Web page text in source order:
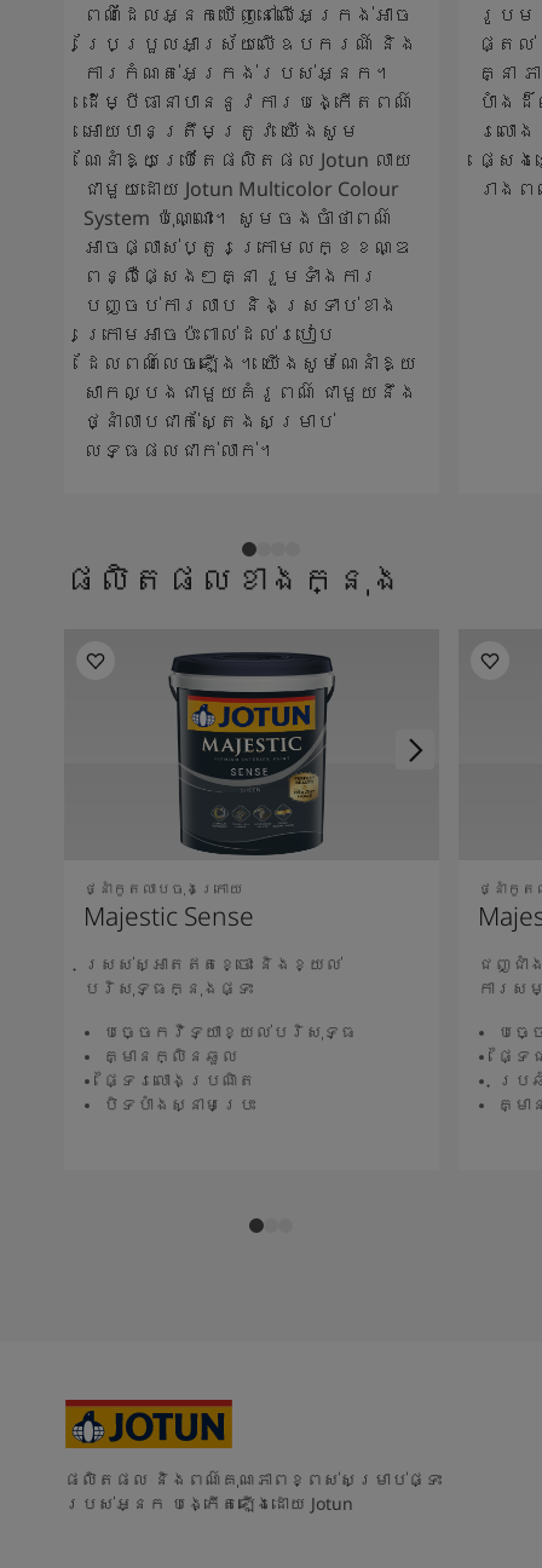
ពណ៌ដែលអ្នកឃើញនៅលើអេក្រង់អាច
ប្រែប្រួលអាស្រ័យលើឧបករណ៍ និង
ការកំណត់អេក្រង់របស់អ្នក។
ដើម្បីធានាបាននូវការបង្កើតពណ៌
អោយបានត្រឹមត្រូវ យើងសូម
ណែនាំឱ្យប្រើតែផលិតផល Jotun លាយ
ជាមួយដោយ Jotun Multicolor Colour
System ប៉ុណ្ណោះ។ សូមចងចាំថាពណ៌
អាចផ្លាស់ប្តូរក្រោមលក្ខខណ្ឌ
ពន្លឺផ្សេងៗគ្នា រួមទាំងការ
បញ្ចប់ការលាប និងស្រទាប់ខាង
ក្រោមអាចប៉ះពាល់ដល់របៀប
ដែលពណ៌លេចឡើង។ យើងសូមណែនាំឱ្យ
សាកល្បងជាមួយគំរូពណ៌ ជាមួយនឹង
ថ្នាំលាបជាក់ស្តែងសម្រាប់
លទ្ធផលជាក់លាក់។
រូបម
ផ្តល់
គ្នា
បាំង
រលោ
ផ្សេ
រាង
ផលិតផលខាងក្នុង
ថ្នាំកូតលាបចុងក្រោយ
Majestic Sense
ស្រស់ស្អាតឥតខ្ចោះ និងខ្យល់
បរិសុទ្ធក្នុងផ្ទះ
បច្ចេកវិទ្យាខ្យល់បរិសុទ្ធ
គ្មានក្លិនឆួល
ផ្ទៃរលោងប្រណិត
បិទបាំងស្នាមប្រេះ
ថ្នាំកូត
ជញ្ជាំ
ការស
បច្
ផ្ទ
ប្រ
គ្ម
ផលិតផល និងពណ៌គុណភាពខ្ពស់សម្រាប់ផ្ទះ
របស់អ្នក បង្កើតឡើងដោយ Jotun